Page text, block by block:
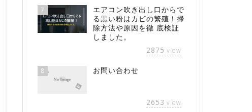
7
エアコン吹き出し口からで
る黒い粉はカビの繁殖！掃
除方法や原因を徹 底検証
しました。
2875 view
8 お問い合わせ
2653 view